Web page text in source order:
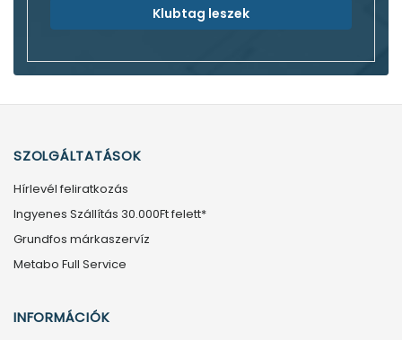
Klubtag leszek
SZOLGÁLTATÁSOK
Hírlevél feliratkozás
Ingyenes Szállítás 30.000Ft felett*
Grundfos márkaszervíz
Metabo Full Service
INFORMÁCIÓK